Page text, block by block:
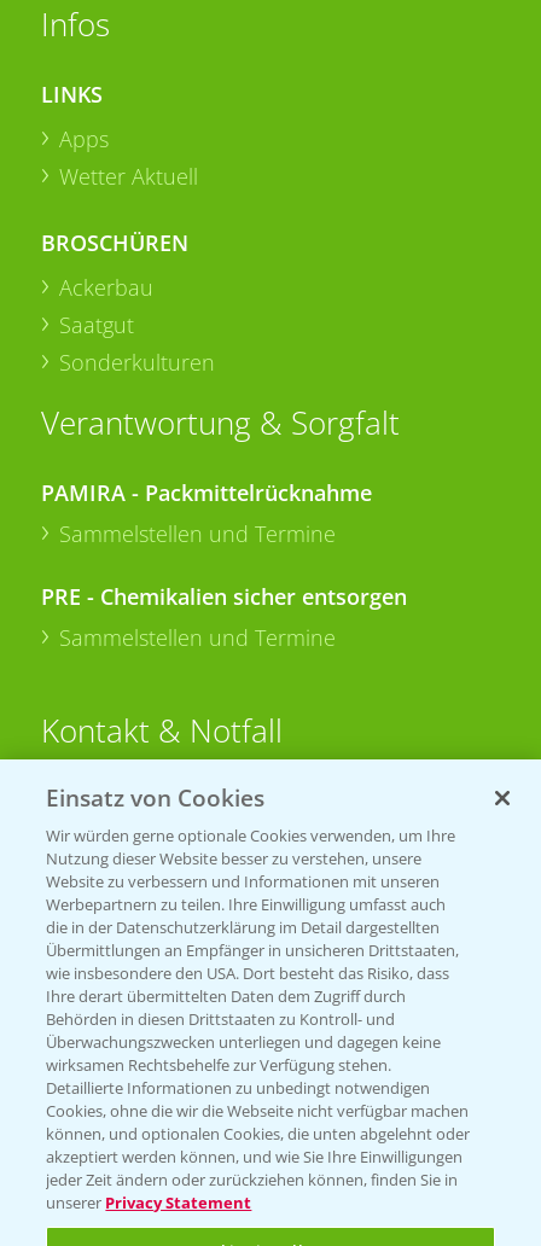
Infos
LINKS
Apps
Wetter Aktuell
BROSCHÜREN
Ackerbau
Saatgut
Sonderkulturen
Verantwortung & Sorgfalt
PAMIRA - Packmittelrücknahme
Sammelstellen und Termine
PRE - Chemikalien sicher entsorgen
Sammelstellen und Termine
Kontakt & Notfall
Beratung auf WhatsApp
T.+49 (0)174 346 564 1
KONTAKT
Hilfe in Notfällen
T.+49 (0)214/30-20220
Folgen Sie uns
Einsatz von Cookies
Wir würden gerne optionale Cookies verwenden, um Ihre
Nutzung dieser Website besser zu verstehen, unsere
Website zu verbessern und Informationen mit unseren
Werbepartnern zu teilen. Ihre Einwilligung umfasst auch
die in der Datenschutzerklärung im Detail dargestellten
Übermittlungen an Empfänger in unsicheren Drittstaaten,
wie insbesondere den USA. Dort besteht das Risiko, dass
Ihre derart übermittelten Daten dem Zugriff durch
Behörden in diesen Drittstaaten zu Kontroll- und
Überwachungszwecken unterliegen und dagegen keine
wirksamen Rechtsbehelfe zur Verfügung stehen.
Detaillierte Informationen zu unbedingt notwendigen
Cookies, ohne die wir die Webseite nicht verfügbar machen
können, und optionalen Cookies, die unten abgelehnt oder
akzeptiert werden können, und wie Sie Ihre Einwilligungen
jeder Zeit ändern oder zurückziehen können, finden Sie in
unserer Privacy Statement